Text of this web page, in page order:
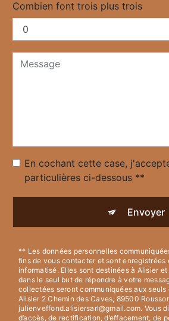
Combien font trois plus trois
En cochant cette case,
particulières ci-dessous **
Envoyer
** Les données personnelles
fins de vous contacter et sont enregistrées
informatisé. Elles sont destinées à Alisier
dans le seul but de répondre à votre
collectées seront communiquées aux
Alisier 2 Chemin des Caves, 89500
julienveffond.alisiersarl@gmail.com. Vous
d’accès, de rectification, d’effacement, de